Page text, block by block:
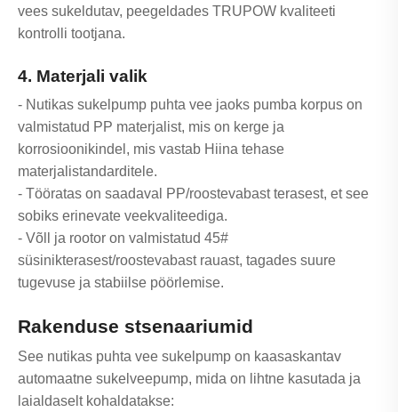
vees sukeldutav, peegeldades TRUPOW kvaliteeti
kontrolli tootjana.
4. Materjali valik
- Nutikas sukelpump puhta vee jaoks pumba korpus on
valmistatud PP materjalist, mis on kerge ja
korrosioonikindel, mis vastab Hiina tehase
materjalistandarditele.
- Tööratas on saadaval PP/roostevabast terasest, et see
sobiks erinevate veekvaliteediga.
- Võll ja rootor on valmistatud 45#
süsinikterasest/roostevabast rauast, tagades suure
tugevuse ja stabiilse pöörlemise.
Rakenduse stsenaariumid
See nutikas puhta vee sukelpump on kaasaskantav
automaatne sukelveepump, mida on lihtne kasutada ja
laialdaselt kohaldatakse: